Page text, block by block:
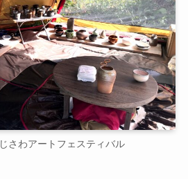
さわアートフェスティバル